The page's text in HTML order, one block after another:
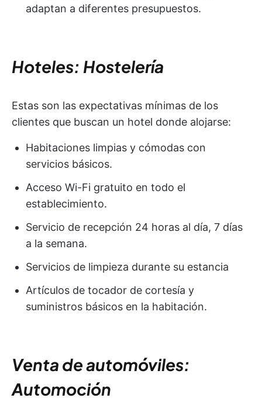
adaptan a diferentes presupuestos.
Hoteles: Hostelería
Estas son las expectativas mínimas de los
clientes que buscan un hotel donde alojarse:
Habitaciones limpias y cómodas con
servicios básicos.
Acceso Wi-Fi gratuito en todo el
establecimiento.
Servicio de recepción 24 horas al día, 7 días
a la semana.
Servicios de limpieza durante su estancia
Artículos de tocador de cortesía y
suministros básicos en la habitación.
Venta de automóviles:
Automoción